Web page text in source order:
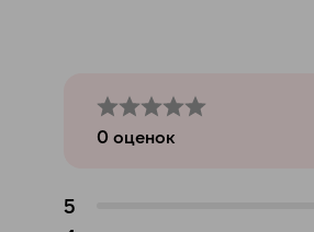
0 оценок
5